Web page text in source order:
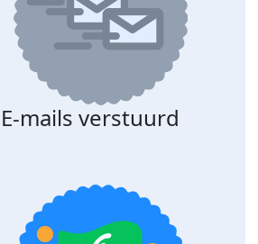
E-mails verstuurd